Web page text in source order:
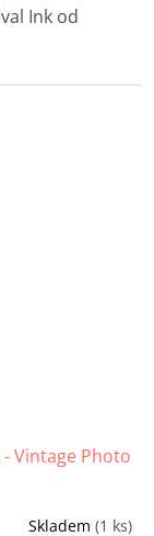
Ink od
Vintage Photo
Skladem (1 ks)